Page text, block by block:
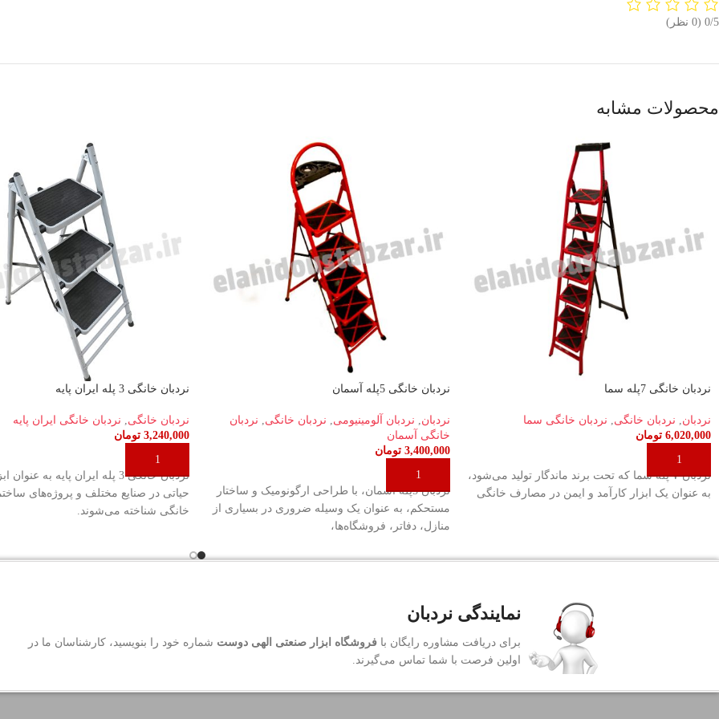
‫0/5 ‫(0 نظر)
محصولات مشابه
نردبان خانگی 7پله سما
نردبان نردبان خانگی
نردبان خانگی سما
6,020,000 تومان
افزودن به سبد خرید
نردبان ۷ پله سما که تحت برند ماندگار تولید می‌شود،
به عنوان یک ابزار کارآمد و ایمن در مصارف خانگی
نردبان خانگی 5پله آسمان
نردبان نردبان آلومینیومی نردبان خانگی
نردبان
خانگی آسمان
3,400,000 تومان
افزودن به سبد خرید
نردبان 5پله آسمان، با طراحی ارگونومیک و ساختار
مستحکم، به عنوان یک وسیله ضروری در بسیاری از
منازل، دفاتر، فروشگاه‌ها،
نردبان خانگی 3 پله ایران پایه
نردبان خانگی
نردبان خانگی ایران پایه
3,240,000 تومان
افزودن به سبد خرید
نردبان خانگی 3 پله ایران پایه به
حیاتی در صنایع مختلف و پروژه‌های
خانگی شناخته می‌شوند.
نمایندگی نردبان
برای دریافت مشاوره رایگان با فروشگاه ابزار صنعتی الهی دوست شماره خود را بنویسید، کارشناسان ما در
اولین فرصت با شما تماس می‌گیرند.